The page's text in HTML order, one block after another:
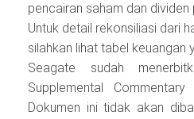
pencairan saham dan dividen
Untuk detail rekonsiliasi dari
silahkan lihat tabel keuangan
Seagate sudah
Supplemental Commentary
Dokumen ini tidak akan